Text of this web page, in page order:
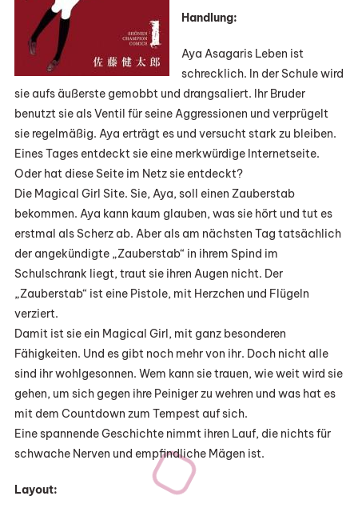
Handlung:
Aya Asagaris Leben ist
schrecklich. In der Schule wird
sie aufs äußerste gemobbt und drangsaliert. Ihr Bruder
benutzt sie als Ventil für seine Aggressionen und verprügelt
sie regelmäßig. Aya erträgt es und versucht stark zu bleiben.
Eines Tages entdeckt sie eine merkwürdige Internetseite.
Oder hat diese Seite im Netz sie entdeckt?
Die Magical Girl Site. Sie, Aya, soll einen Zauberstab
bekommen. Aya kann kaum glauben, was sie hört und tut es
erstmal als Scherz ab. Aber als am nächsten Tag tatsächlich
der angekündigte „Zauberstab“ in ihrem Spind im
Schulschrank liegt, traut sie ihren Augen nicht. Der
„Zauberstab“ ist eine Pistole, mit Herzchen und Flügeln
verziert.
Damit ist sie ein Magical Girl, mit ganz besonderen
Fähigkeiten. Und es gibt noch mehr von ihr. Doch nicht alle
sind ihr wohlgesonnen. Wem kann sie trauen, wie weit wird sie
gehen, um sich gegen ihre Peiniger zu wehren und was hat es
mit dem Countdown zum Tempest auf sich.
Eine spannende Geschichte nimmt ihren Lauf, die nichts für
schwache Nerven und empfindliche Mägen ist.
Layout: